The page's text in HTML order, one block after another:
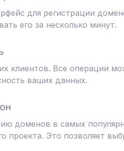
для регистрации
его за несколько минут.
клиентов. Все операции
ваших данных.
доменов в самых
проекта. Это позволяет